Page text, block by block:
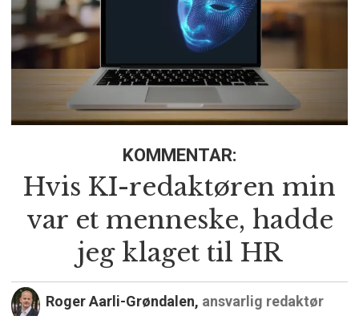
KOMMENTAR:
Hvis KI-redaktøren min
var et menneske, hadde
jeg klaget til HR
Roger Aarli-Grøndalen, ansvarlig redaktør